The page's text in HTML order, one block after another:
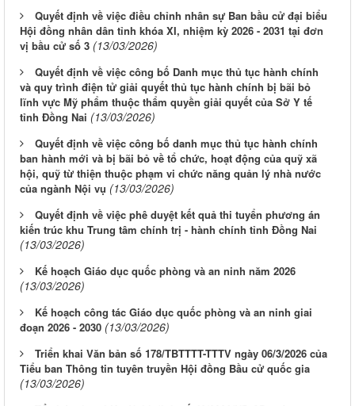
Quyết định về việc điều chỉnh nhân sự Ban bầu cử đại biểu
Hội đồng nhân dân tỉnh khóa XI, nhiệm kỳ 2026 - 2031 tại đơn
vị bầu cử số 3 (13/03/2026)
Quyết định về việc công bố Danh mục thủ tục hành chính
và quy trình điện tử giải quyết thủ tục hành chính bị bãi bỏ
lĩnh vực Mỹ phẩm thuộc thẩm quyền giải quyết của Sở Y tế
tỉnh Đồng Nai (13/03/2026)
Quyết định về việc công bố danh mục thủ tục hành chính
ban hành mới và bị bãi bỏ về tổ chức, hoạt động của quỹ xã
hội, quỹ từ thiện thuộc phạm vi chức năng quản lý nhà nước
của ngành Nội vụ (13/03/2026)
Quyết định về việc phê duyệt kết quả thi tuyển phương án
kiến trúc khu Trung tâm chính trị - hành chính tỉnh Đồng Nai
(13/03/2026)
Kế hoạch Giáo dục quốc phòng và an ninh năm 2026
(13/03/2026)
Kế hoạch công tác Giáo dục quốc phòng và an ninh giai
đoạn 2026 - 2030 (13/03/2026)
Triển khai Văn bản số 178/TBTTTT-TTTV ngày 06/3/2026 của
Tiểu ban Thông tin tuyên truyền Hội đồng Bầu cử quốc gia
(13/03/2026)